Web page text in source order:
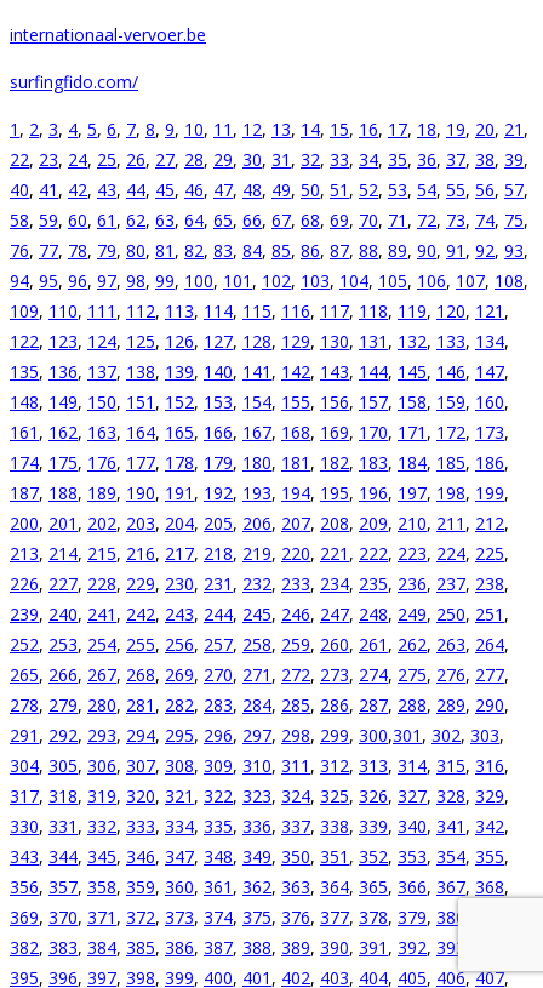
internationaal-vervoer.be
surfingfido.com/
1 , 2, 3, 4, 5, 6, 7, 8, 9, 10, 11 , 12, 13, 14, 15, 16, 17, 18, 19, 20, 21 ,
22, 23, 24, 25, 26, 27, 28, 29, 30, 31 , 32, 33, 34, 35, 36, 37, 38, 39,
40, 41 , 42, 43, 44, 45, 46, 47, 48, 49, 50, 51 , 52, 53, 54, 55, 56, 57,
58, 59, 60, 61 , 62, 63, 64, 65, 66, 67, 68, 69, 70, 71 , 72, 73, 74, 75,
76, 77, 78, 79, 80, 81 , 82, 83, 84, 85, 86, 87, 88, 89, 90, 91 , 92, 93,
94, 95, 96, 97, 98, 99, 100, 101 , 102, 103, 104, 105, 106, 107, 108,
109, 110, 111 , 112, 113, 114, 115, 116, 117, 118, 119, 120, 121 ,
122, 123, 124, 125, 126, 127, 128, 129, 130, 131 , 132, 133, 134,
135, 136, 137, 138, 139, 140, 141 , 142, 143, 144, 145, 146, 147,
148, 149, 150, 151 , 152, 153, 154, 155, 156, 157, 158, 159, 160,
161 , 162, 163, 164, 165, 166, 167, 168, 169, 170, 171 , 172, 173,
174, 175, 176, 177, 178, 179, 180, 181 , 182, 183, 184, 185, 186,
187, 188, 189, 190, 191 , 192, 193, 194, 195, 196, 197, 198, 199,
200, 201 , 202, 203, 204, 205, 206, 207, 208, 209, 210, 211 , 212,
213, 214, 215, 216, 217, 218, 219, 220, 221 , 222, 223, 224, 225,
226, 227, 228, 229, 230, 231 , 232, 233, 234, 235, 236, 237, 238,
239, 240, 241 , 242, 243, 244, 245, 246, 247, 248, 249, 250, 251 ,
252, 253, 254, 255, 256, 257, 258, 259, 260, 261 , 262, 263, 264,
265, 266, 267, 268, 269, 270, 271 , 272, 273, 274, 275, 276, 277,
278, 279, 280, 281 , 282, 283, 284, 285, 286, 287, 288, 289, 290,
291 , 292, 293, 294, 295, 296, 297, 298, 299, 300,301 , 302, 303,
304, 305, 306, 307, 308, 309, 310, 311 , 312, 313, 314, 315, 316,
317, 318, 319, 320, 321 , 322, 323, 324, 325, 326, 327, 328, 329,
330, 331 , 332, 333, 334, 335, 336, 337, 338, 339, 340, 341 , 342,
343, 344, 345, 346, 347, 348, 349, 350, 351 , 352, 353, 354, 355,
356, 357, 358, 359, 360, 361 , 362, 363, 364, 365, 366, 367, 368,
369, 370, 371 , 372, 373, 374, 375, 376, 377, 378, 379, 380
382, 383, 384, 385, 386, 387, 388, 389, 390, 391 , 392, 393
395, 396, 397, 398, 399, 400, 401 , 402, 403, 404, 405, 406,407,